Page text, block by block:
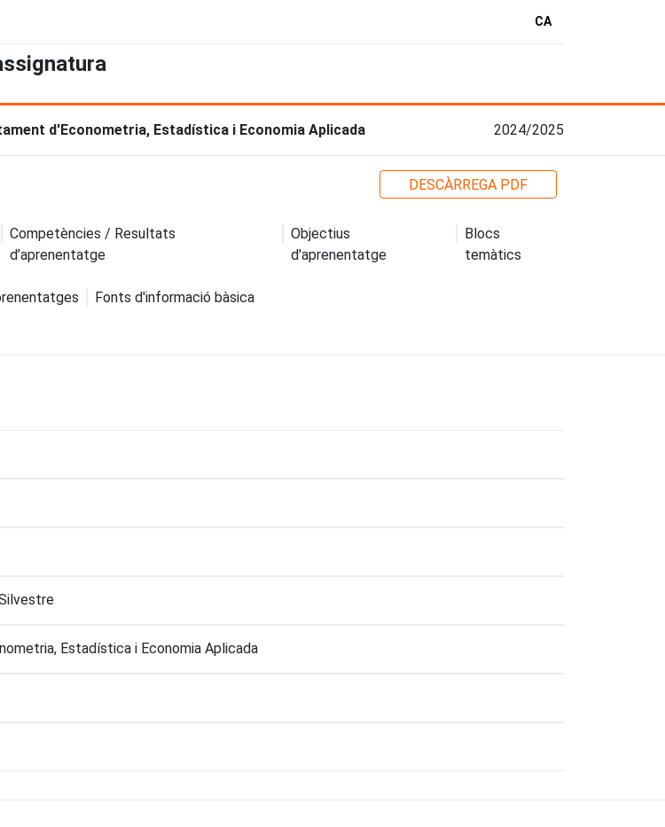
CA
d'Econometria, Estadística i Economia Aplicada 2024/2025
DESCÀRREGA PDF
Competències / Resultats
d’aprenentatge
Objectius
d'aprenentatge
Blocs
temàtics
Fonts d'informació bàsica
Estadística i Economia Aplicada